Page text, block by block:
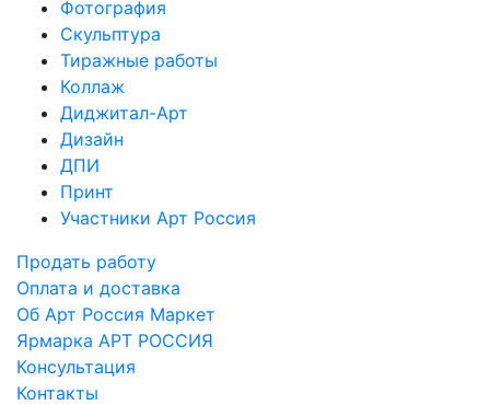
Фотография
Скульптура
Тиражные работы
Коллаж
Диджитал-Арт
Дизайн
ДПИ
Принт
Участники Арт Россия
Продать работу
Оплата и доставка
Об Арт Россия Маркет
Ярмарка АРТ РОССИЯ
Консультация
Контакты